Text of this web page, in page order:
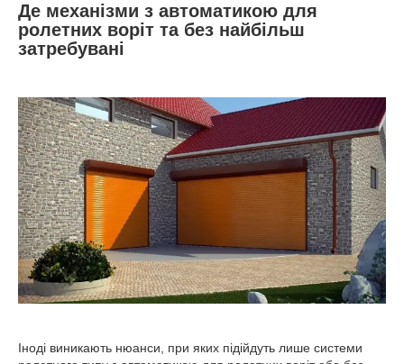
Де механізми з автоматикою для
ролетних воріт та без найбільш
затребувані
Іноді виникають нюанси, при яких підійдуть лише системи